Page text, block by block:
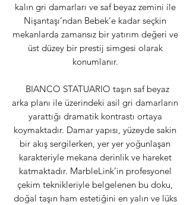
kalın gri damarları ve saf beyaz zemini ile
Nişantaşı’ndan Bebek’e kadar seçkin
mekanlarda zamansız bir yatırım değeri ve
üst düzey bir prestij simgesi olarak
konumlanır.
BIANCO STATUARIO taşın saf beyaz
arka planı ile üzerindeki asil gri damarların
yarattığı dramatik kontrastı ortaya
koymaktadır. Damar yapısı, yüzeyde sakin
bir akış sergilerken, yer yer yoğunlaşan
karakteriyle mekana derinlik ve hareket
katmaktadır. MarbleLink’in profesyonel
çekim teknikleriyle belgelenen bu doku,
doğal taşın ham estetiğini en yalın ve lüks